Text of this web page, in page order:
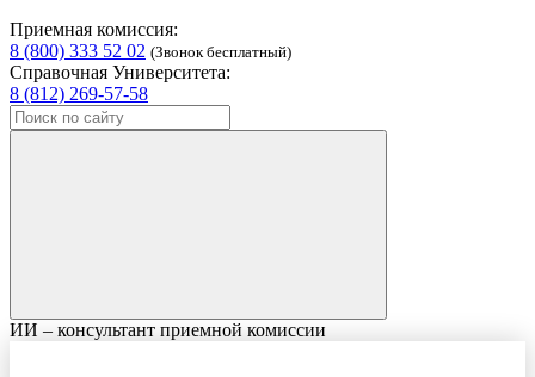
Приемная комиссия:
8 (800) 333 52 02 (Звонок бесплатный)
Справочная Университета:
8 (812) 269-57-58
ИИ – консультант приемной комиссии